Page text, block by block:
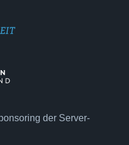
der Server-